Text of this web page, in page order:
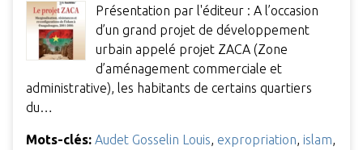
Présentation par l'éditeur : A l’occasion
d’un grand projet de développement
urbain appelé projet ZACA (Zone
d’aménagement commerciale et
administrative), les habitants de certains quartiers
du…
Mots-clés: Audet Gosselin Louis expropriation islam